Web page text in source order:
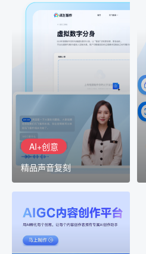
AI+创意
精品声音复刻
AI+创意
精品声音复刻
AI+创意：AIGC 能力集中
展示窗口，体验 AIGC 给
生活和生产带来的改变
AIGC平台